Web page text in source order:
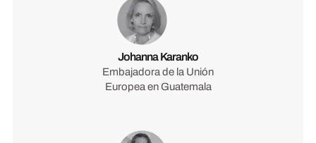
Johanna Karanko
Embajadora de la Unión
Europea en Guatemala